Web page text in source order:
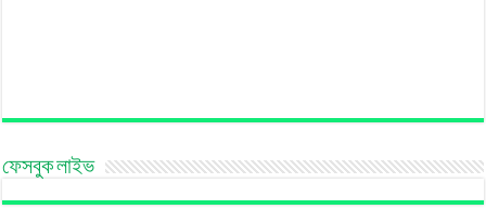
ফেসবুক লাইভ